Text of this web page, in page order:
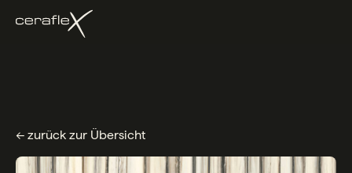
← zurück zur Übersicht